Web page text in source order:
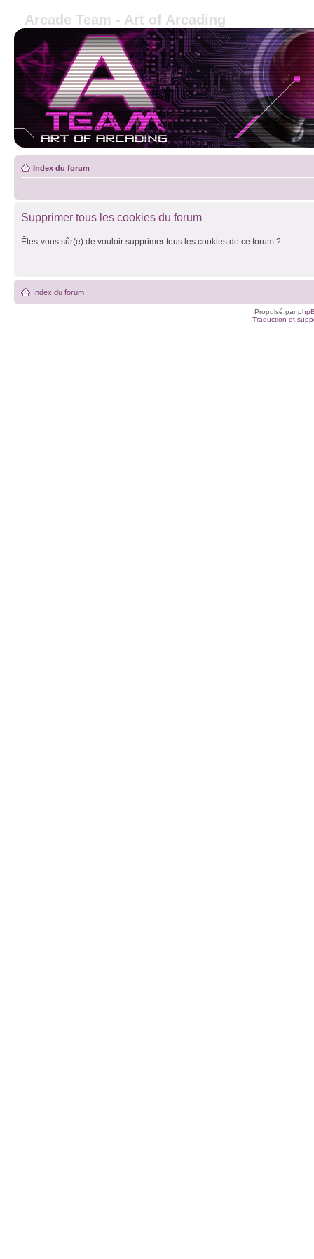
Arcade Team - Art of Arcading
Index du forum
Supprimer tous les cookies du forum
Êtes-vous sûr(e) de vouloir supprimer tous les cookies de ce forum ?
Index du forum
Propulsé par
Traduction et